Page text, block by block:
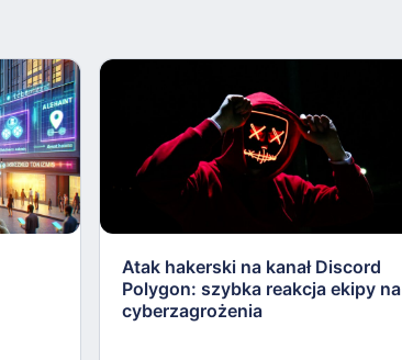
Atak hakerski na kanał Discord
Polygon: szybka reakcja ekipy na
cyberzagrożenia